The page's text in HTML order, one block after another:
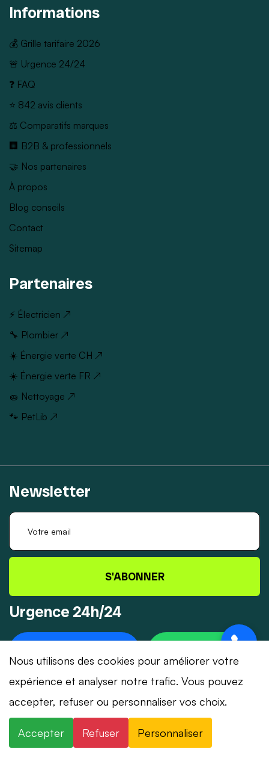
Informations
💰 Grille tarifaire 2026
🚨 Urgence 24/24
❓ FAQ
⭐ 842 avis clients
⚖️ Comparatifs marques
🏢 B2B & professionnels
🤝 Nos partenaires
À propos
Blog conseils
Contact
Sitemap
Partenaires
⚡ Électricien ↗
🔧 Plombier ↗
☀️ Énergie verte CH ↗
☀️ Énergie verte FR ↗
🧽 Nettoyage ↗
🐾 PetLib ↗
Newsletter
S'ABONNER
Urgence 24h/24
© 2026 Dépannage-Serrurier.ch - Tous droits
réservés | Suisse romande
Nous utilisons des cookies pour améliorer votre
expérience et analyser notre trafic. Vous pouvez
accepter, refuser ou personnaliser vos choix.
Accepter Refuser Personnaliser